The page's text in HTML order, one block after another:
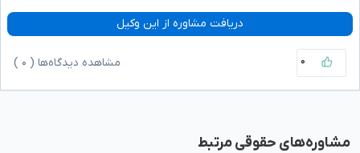
دریافت مشاوره از این وکیل
۰ مشاهده دیدگاه‌ها ( ۰
مشاوره‌های حقوقی مرتبط